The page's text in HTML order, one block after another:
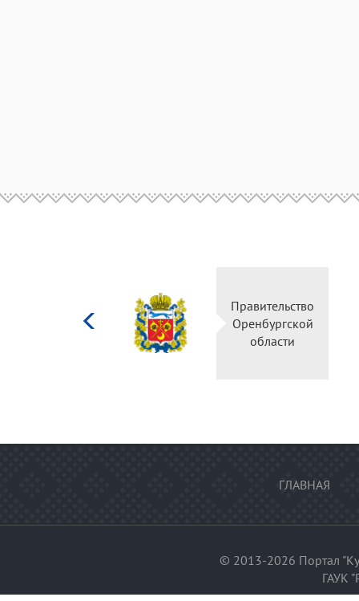
Правительство
Оренбургской
области
ГЛАВНАЯ
© 2013-2026 Портал
ГАУК